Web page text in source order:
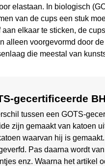
elastaan. In biologisch
van de cups een stuk
aan elkaar te sticken, de
alleen voorgevormd door
die meestal van
gecertificeerde BH
tussen een GOTS-
zijn gemaakt van katoen
waarvan hij is
Pas daarna wordt
enz. Waarna het artikel